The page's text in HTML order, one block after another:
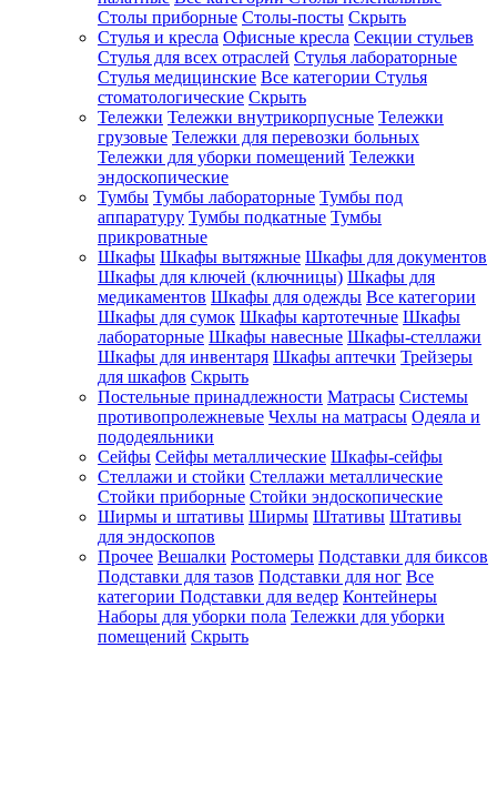
Столы приборные Столы-посты Скрыть
Стулья и кресла Офисные кресла Секции стульев
Стулья для всех отраслей Стулья лабораторные
Стулья медицинские Все категории Стулья
стоматологические Скрыть
Тележки Тележки внутрикорпусные Тележки
грузовые Тележки для перевозки больных
Тележки для уборки помещений Тележки
эндоскопические
Тумбы Тумбы лабораторные Тумбы под
аппаратуру Тумбы подкатные Тумбы
прикроватные
Шкафы Шкафы вытяжные Шкафы для документов
Шкафы для ключей (ключницы) Шкафы для
медикаментов Шкафы для одежды Все категории
Шкафы для сумок Шкафы картотечные Шкафы
лабораторные Шкафы навесные Шкафы-стеллажи
Шкафы для инвентаря Шкафы аптечки Трейзеры
для шкафов Скрыть
Постельные принадлежности Матрасы Системы
противопролежневые Чехлы на матрасы Одеяла и
пододеяльники
Сейфы Сейфы металлические Шкафы-сейфы
Стеллажи и стойки Стеллажи металлические
Стойки приборные Стойки эндоскопические
Ширмы и штативы Ширмы Штативы Штативы
для эндоскопов
Прочее Вешалки Ростомеры Подставки для биксов
Подставки для тазов Подставки для ног Все
категории Подставки для ведер Контейнеры
Наборы для уборки пола Тележки для уборки
помещений Скрыть